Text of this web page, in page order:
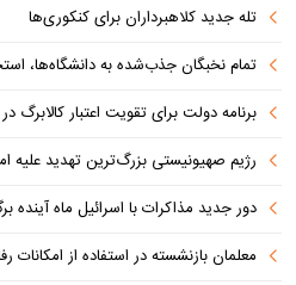
تله جدید کلاهبرداران برای کنکوری‌ها
تمام نخبگان جذب‌شده به دانشگاه‌ها،
برنامه دولت برای تقویت اعتبار کالابرگ
رژیم صهیونیستی بزرگ‌ترین تهدید
دور جدید مذاکرات با اسرائیل ماه آینده
معلمان بازنشسته در استفاده از امکانات